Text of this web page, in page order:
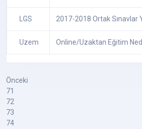
LGS 2017-2018 Ortak Sınavlar
Uzem Online/Uzaktan Eğitim
Önceki
71
72
73
74